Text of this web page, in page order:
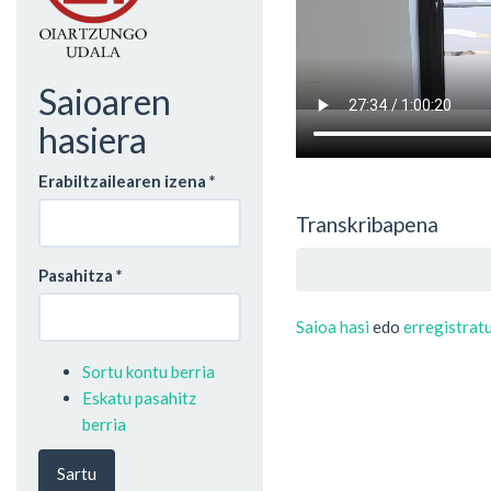
Saioaren
hasiera
Erabiltzailearen izena *
Pasahitza *
Sortu kontu berria
Eskatu pasahitz
berria
Sartu
Transkribapena
Saioa hasi edo erregistratu